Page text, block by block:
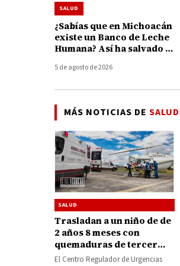
SALUD
¿Sabías que en Michoacán
existe un Banco de Leche
Humana? Así ha salvado y
bebés
5 de agosto de 2026
MÁS NOTICIAS DE SALUD
SALUD
Trasladan a un niño de de
2 años 8 meses con
quemaduras de tercer
grado de Maravatío al
El Centro Regulador de Urgencias